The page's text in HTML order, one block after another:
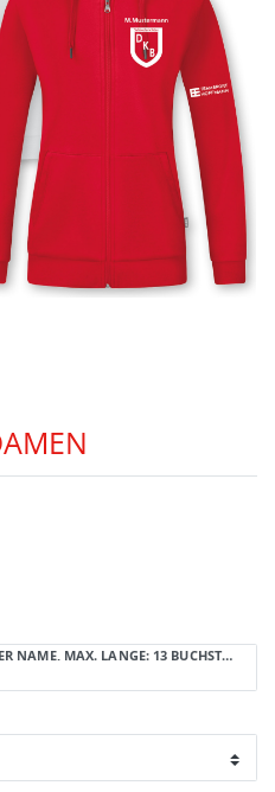
NAME, MAX. LÄNGE: 13 BUCHSTABEN: